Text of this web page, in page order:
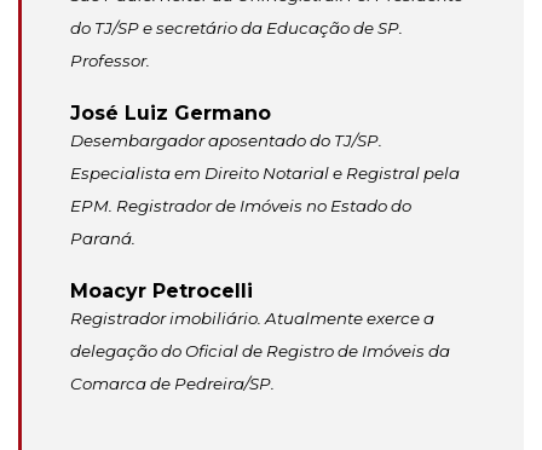
do TJ/SP e secretário da Educação de SP.
Professor.
José Luiz Germano
Desembargador aposentado do TJ/SP.
Especialista em Direito Notarial e Registral pela
EPM. Registrador de Imóveis no Estado do
Paraná.
Moacyr Petrocelli
Registrador imobiliário. Atualmente exerce a
delegação do Oficial de Registro de Imóveis da
Comarca de Pedreira/SP.